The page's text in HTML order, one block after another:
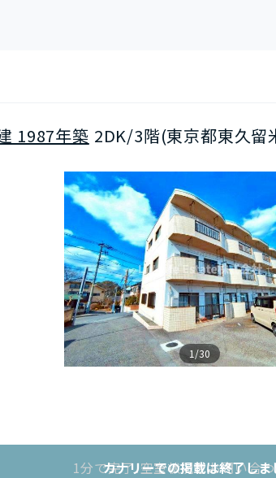
1987年築 2DK/3階(東京都東久留
1/30
1分で完了!空室状況をお問い合
カナリーでの掲載は終了しま